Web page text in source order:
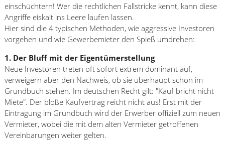
einschüchtern! Wer die rechtlichen Fallstricke kennt, kann diese
Angriffe eiskalt ins Leere laufen lassen.
Hier sind die 4 typischen Methoden, wie aggressive Investoren
vorgehen und wie Gewerbemieter den Spieß umdrehen:
1. Der Bluff mit der Eigentümerstellung
Neue Investoren treten oft sofort extrem dominant auf,
verweigern aber den Nachweis, ob sie überhaupt schon im
Grundbuch stehen. Im deutschen Recht gilt: "Kauf bricht nicht
Miete". Der bloße Kaufvertrag reicht nicht aus! Erst mit der
Eintragung im Grundbuch wird der Erwerber offiziell zum neuen
Vermieter, wobei die mit dem alten Vermieter getroffenen
Vereinbarungen weiter gelten.